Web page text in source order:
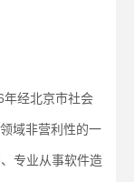
经北京市社会
域非营利性的一
专业从事软件造